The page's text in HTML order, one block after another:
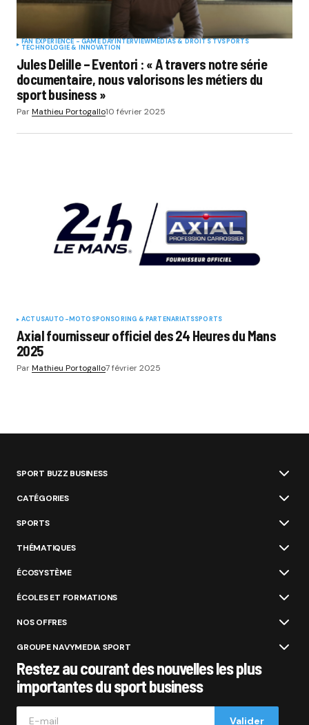
FAN EXPERIENCE - GAME DAYINTERVIEWMÉDIAS & DROITS TVSPORTS
TECHNOLOGIE & INNOVATION
Jules Delille – Eventori : « A travers notre série
documentaire, nous valorisons les métiers du
sport business »
ParMathieu Portogallo10 février 2025
ACTUSAUTO-MOTO SPONSORING & PARTENARIATSSPORTS
Axial fournisseur officiel des 24 Heures du Mans
2025
ParMathieu Portogallo7 février 2025
SPORT BUZZ BUSINESS
CATÉGORIES
SPORTS
THÉMATIQUES
ÉCOSYSTÈME
ÉCOLES ET FORMATIONS
NOS OFFRES
GROUPE NAVYMEDIA SPORT
Restez au courant des nouvelles les plus
importantes du sport business
Valider